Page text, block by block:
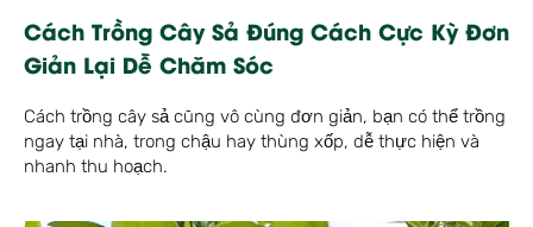
Cách Trồng Cây Sả Đúng Cách Cực Kỳ Đơn
Giản Lại Dễ Chăm Sóc
Cách trồng cây sả cũng vô cùng đơn giản, bạn có thể trồng
ngay tại nhà, trong chậu hay thùng xốp, dễ thực hiện và
nhanh thu hoạch.